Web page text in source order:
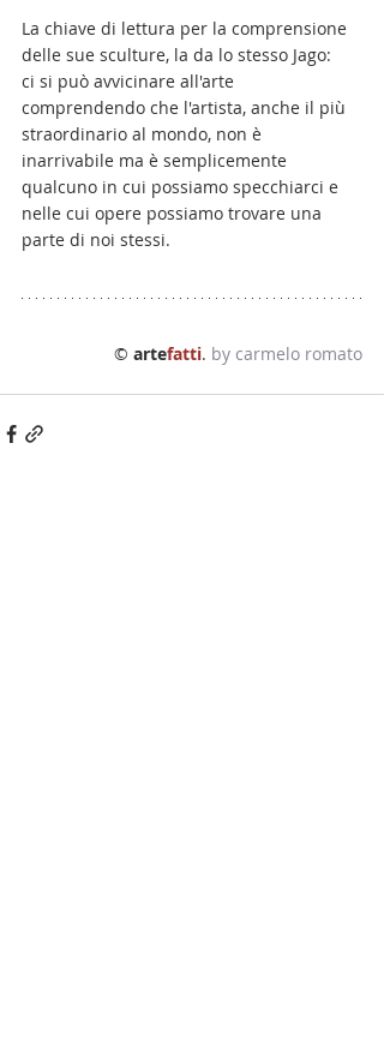
La chiave di lettura per la comprensione
delle sue sculture, la da lo stesso Jago:
ci si può avvicinare all'arte
comprendendo che l'artista, anche il più
straordinario al mondo, non è
inarrivabile ma è semplicemente
qualcuno in cui possiamo specchiarci e
nelle cui opere possiamo trovare una
parte di noi stessi.
© artefatti. by carmelo romato